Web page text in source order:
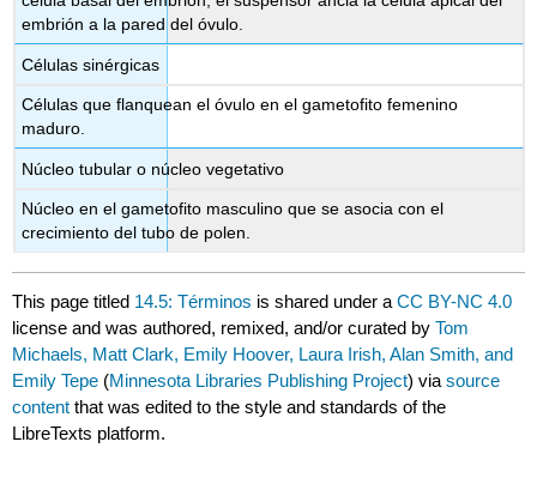
embrión a la pared del óvulo.
Células sinérgicas
Células que flanquean el óvulo en el gametofito femenino
maduro.
Núcleo tubular o núcleo vegetativo
Núcleo en el gametofito masculino que se asocia con el
crecimiento del tubo de polen.
This page titled 14.5: Términos is shared under aCC BY-NC 4.0
license and was authored, remixed, and/or curated byTom
Michaels, Matt Clark, Emily Hoover, Laura Irish, Alan Smith, and
Emily Tepe (Minnesota Libraries Publishing Project) viasource
content that was edited to the style and standards of the
LibreTexts platform.